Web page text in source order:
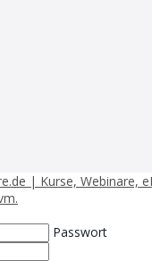
Passwort